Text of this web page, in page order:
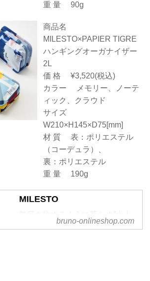
重 量 90g
商品名
MILESTO×PAPIER TIGRE
ハンギングオーガナイザー
2L
価 格 ¥3,520(税込)
カラー メモリー、ノーテ
ィック、クラウド
サイズ
W210×H145×D75[mm]
材 質 表：ポリエステル
（コーデュラ）、
裏：ポリエステル
重 量 190g
MILESTO
へ向けたトラベルブランド
bruno-onlineshop.com